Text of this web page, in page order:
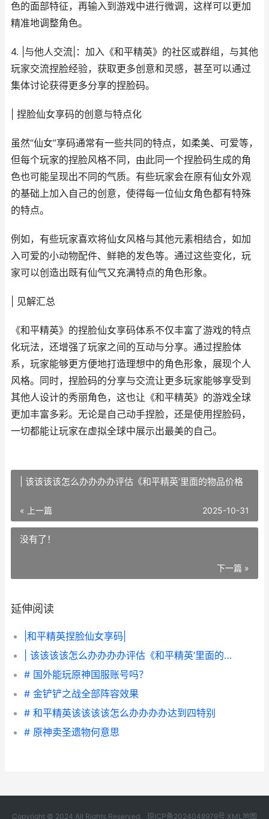
色的面部特征，再输入到游戏中进行微调，这样可以更加
精准地调整角色。
4. |与他人交流|：加入《和平精英》的社区或群组，与其他
玩家交流捏脸经验，获取更多创意和灵感，甚至可以通过
集体讨论获得更多分享的捏脸码。
| 捏脸仙女享码的创意与特点化
虽然“仙女”享码通常有一些共同的特点，如柔美、可爱等，
但每个玩家的捏脸风格不同，由此同一个捏脸码生成的角
色也可能呈现出不同的气质。有些玩家会在原有仙女外观
的基础上加入自己的创意，使得每一位仙女角色都有特殊
的特点。
例如，有些玩家喜欢将仙女风格与其他元素相结合，如加
入可爱的小动物配件、鲜艳的发色等。通过这些变化，玩
家可以创造出既有仙气又充满特点的角色形象。
| 见解汇总
《和平精英》的捏脸仙女享码体系不仅丰富了游戏的特点
化玩法，还增强了玩家之间的互动与分享。通过捏脸体
系，玩家能够更方便地打造理想中的角色形象，展现个人
风格。同时，捏脸码的分享与交流让更多玩家能够享受到
其他人设计的秀丽角色，这也让《和平精英》的游戏全球
更加丰富多彩。无论是自己动手捏脸，还是使用捏脸码，
一切都能让玩家在虚拟全球中展示出最美的自己。
| 该该该该怎么办办办办评估《和平精英’里面的物品价格
« 上一篇 2025-10-31
没有了！
下一篇 »
延伸阅读
|和平精英捏脸仙女享码|
| 该该该该怎么办办办办评估《和平精英’里面的物品价格
# 国外能玩原神国服账号吗？
# 金铲铲之战全部阵容效果
# 和平精英该该该该怎么办办办办达到四特别
# 原神卖圣遗物何意思
Copyright © 2024 All Rights Reserved. 琼ICP备2024048979号 XML地图